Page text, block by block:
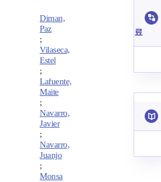
Diman,
Paz
;
Vilaseca,
Estel
;
Lafuente,
Maite
;
Navarro,
Javier
;
Navarro,
Juanjo
;
Monsa
료